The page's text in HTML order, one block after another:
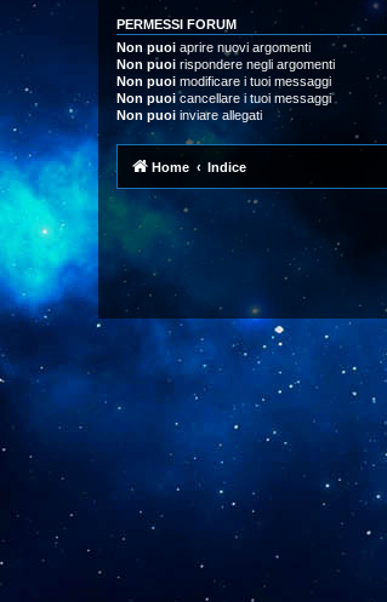
PERMESSI FORUM
Non puoi aprire nuovi argomenti
Non puoi rispondere negli argomenti
Non puoi modificare i tuoi messaggi
Non puoicancellare i tuoi messaggi
Non puoi inviare allegati
Home Indice